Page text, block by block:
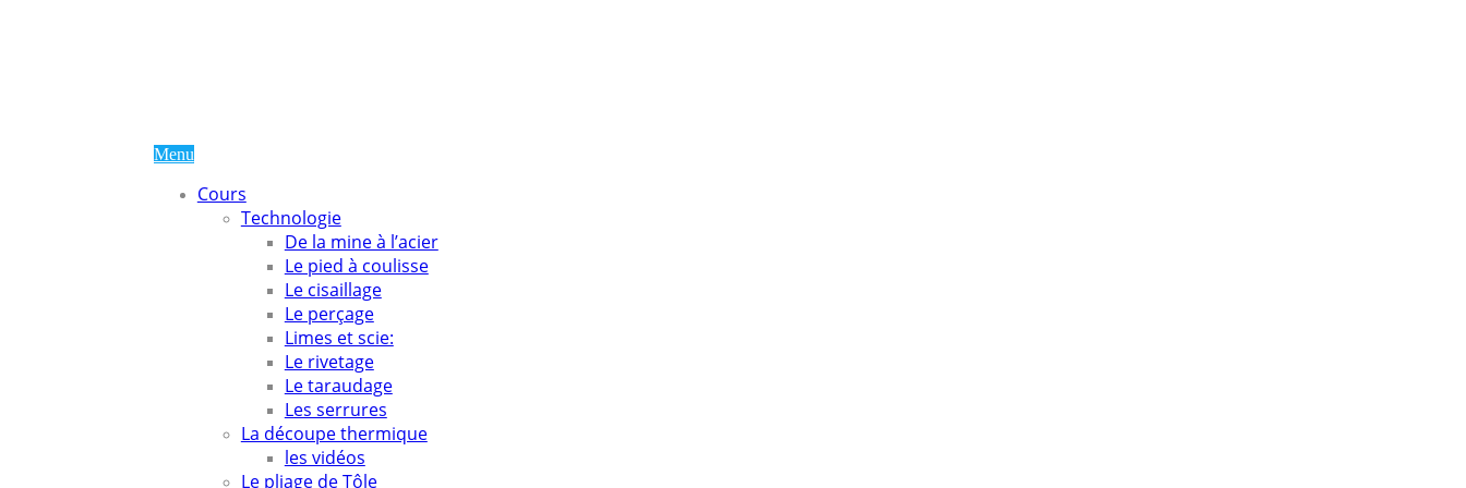
Menu
Cours
Technologie
De la mine à l’acier
Le pied à coulisse
Le cisaillage
Le perçage
Limes et scie:
Le rivetage
Le taraudage
Les serrures
La découpe thermique
les vidéos
Le pliage de Tôle